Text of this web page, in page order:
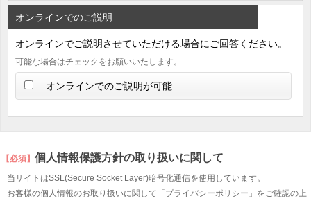
オンラインでのご説明
オンラインでご説明させていただける場合にご回答ください。
可能な場合はチェックをお願いいたします。
オンラインでのご説明が可能
【必須】 個人情報保護方針の取り扱いに関して
当サイトはSSL(Secure Socket Layer)暗号化通信を使用しています。
お客様の個人情報のお取り扱いに関して「プライバシーポリシー」をご確認の上